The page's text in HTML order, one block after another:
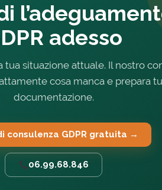
adesso
tua situazione attuale. Il nostro
cosa manca e prepara
documentazione.
consulenza GDPR gratuita →
06.99.68.846